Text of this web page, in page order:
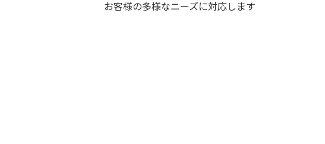
お客様の多様なニーズに対応します